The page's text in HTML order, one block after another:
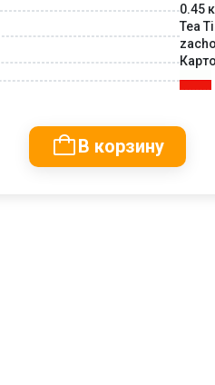
0.45
Tea
В корзину